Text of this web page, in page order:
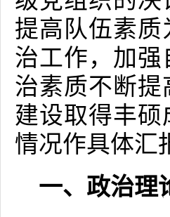
提高队伍素
治工作，加
治素质不断
建设取得丰
情况作具体汇
一、政治理